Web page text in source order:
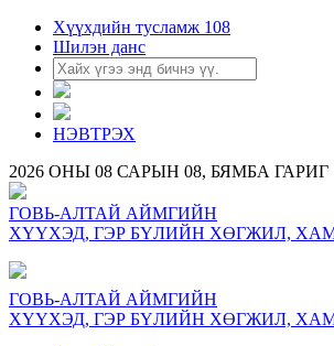
Хүүхдийн тусламж 108
Шилэн данс
НЭВТРЭХ
2026 ОНЫ 08 САРЫН 08, БЯМБА ГАРИГ
ГОВЬ-АЛТАЙ АЙМГИЙН
ХҮҮХЭД, ГЭР БҮЛИЙН ХӨГЖИЛ,
ГОВЬ-АЛТАЙ АЙМГИЙН
ХҮҮХЭД, ГЭР БҮЛИЙН ХӨГЖИЛ,